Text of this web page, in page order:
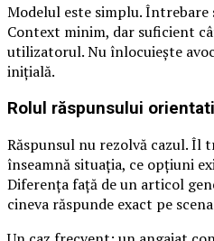
Modelul este simplu. Întrebare
Context minim, dar suficient
utilizatorul. Nu înlocuiește
inițială.
Rolul răspunsului
Răspunsul nu rezolvă cazul. Îl
înseamnă situația, ce opțiuni
Diferența față de un articol
cineva răspunde exact pe